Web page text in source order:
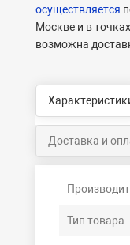
осуществляется
Москве и в
возможна
Доставка и
Тип товара